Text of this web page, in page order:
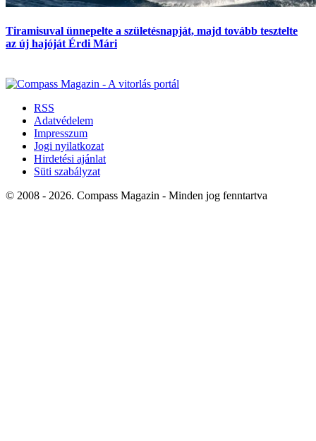
Tiramisuval ünnepelte a születésnapját, majd tovább tesztelte
az új hajóját Érdi Mári
RSS
Adatvédelem
Impresszum
Jogi nyilatkozat
Hirdetési ajánlat
Süti szabályzat
© 2008 - 2026. Compass Magazin - Minden jog fenntartva